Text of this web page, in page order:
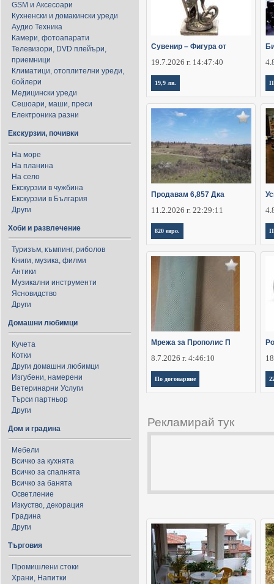
GSM и Аксесоари
Кухненски и домакински уреди
Аудио Техника
Камери, фотоапарати
Телевизори, DVD плейъри,
приемници
Климатици, отоплителни уреди,
бойлери
Медицински уреди
Сешоари, маши, преси
Електроника разни
Екскурзии, почивки
На море
На планина
На село
Екскурзии в чужбина
Екскурзии в България
Други
Хоби и развлечение
Туризъм, къмпинг, риболов
Книги, музика, филми
Антики
Музикални инструменти
Ясновидство
Други
Домашни любимци
Кучета
Котки
Други домашни любимци
Изгубени, намерени
Ветеринарни Услуги
Търси партньор
Други
Дом и градина
Мебели
Всичко за кухнята
Всичко за спалнята
Всичко за банята
Осветление
Изкуство, декорация
Градина
Други
Търговия
Промишлени стоки
Храни, Напитки
Сувенир – Фигура от
19.7.2026 г. 14:47:40
19,9 лв.
Продавам 6,857 Дка
11.2.2026 г. 22:29:11
820 евро.
Мрежа за Прополис П
8.7.2026 г. 4:46:10
По договаряне
Рекламирай тук